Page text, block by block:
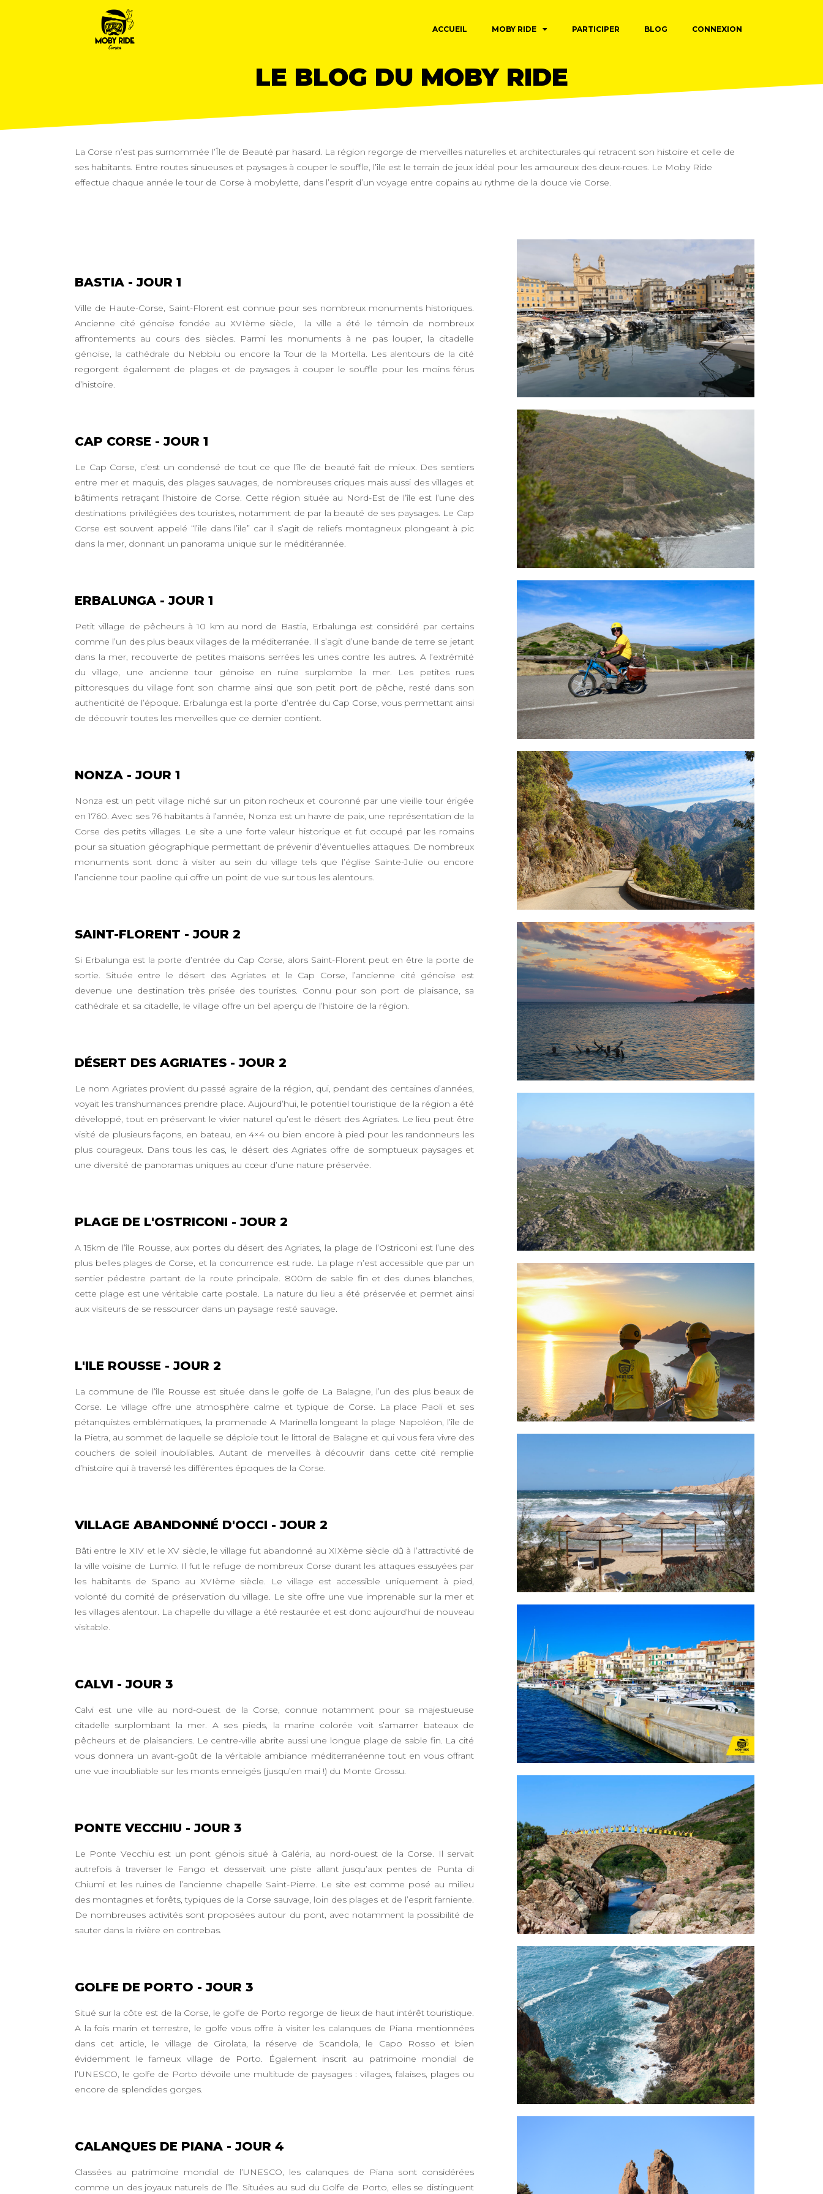
ACCUEIL MOBY RIDE PARTICIPER BLOG CONNEXION
LE BLOG DU MOBY RIDE
La Corse n’est pas surnommée l’Île de Beauté par hasard. La région regorge de merveilles naturelles et architecturales qui retracent son histoire et celle de
ses habitants. Entre routes sinueuses et paysages à couper le souffle, l’île est le terrain de jeux idéal pour les amoureux des deux-roues. Le Moby Ride
effectue chaque année le tour de Corse à mobylette, dans l’esprit d’un voyage entre copains au rythme de la douce vie Corse.
BASTIA - JOUR 1
Ville de Haute-Corse, Saint-Florent est connue pour ses nombreux monuments historiques.
Ancienne cité génoise fondée au XVIème siècle, la ville a été le témoin de nombreux
affrontements au cours des siècles. Parmi les monuments à ne pas louper, la citadelle
génoise, la cathédrale du Nebbiu ou encore la Tour de la Mortella. Les alentours de la cité
regorgent également de plages et de paysages à couper le souffle pour les moins férus
d’histoire.
CAP CORSE - JOUR 1
Le Cap Corse, c’est un condensé de tout ce que l’île de beauté fait de mieux. Des sentiers
entre mer et maquis, des plages sauvages, de nombreuses criques mais aussi des villages et
bâtiments retraçant l’histoire de Corse. Cette région située au Nord-Est de l’île est l’une des
destinations privilégiées des touristes, notamment de par la beauté de ses paysages. Le Cap
Corse est souvent appelé “l’ile dans l’ile” car il s’agit de reliefs montagneux plongeant à pic
dans la mer, donnant un panorama unique sur le méditérannée.
ERBALUNGA - JOUR 1
Petit village de pêcheurs à 10 km au nord de Bastia, Erbalunga est considéré par certains
comme l’un des plus beaux villages de la méditerranée. Il s’agit d’une bande de terre se jetant
dans la mer, recouverte de petites maisons serrées les unes contre les autres. A l’extrémité
du village, une ancienne tour génoise en ruine surplombe la mer. Les petites rues
pittoresques du village font son charme ainsi que son petit port de pêche, resté dans son
authenticité de l’époque. Erbalunga est la porte d’entrée du Cap Corse, vous permettant ainsi
de découvrir toutes les merveilles que ce dernier contient.
NONZA - JOUR 1
Nonza est un petit village niché sur un piton rocheux et couronné par une vieille tour érigée
en 1760. Avec ses 76 habitants à l’année, Nonza est un havre de paix, une représentation de la
Corse des petits villages. Le site a une forte valeur historique et fut occupé par les romains
pour sa situation géographique permettant de prévenir d’éventuelles attaques. De nombreux
monuments sont donc à visiter au sein du village tels que l’église Sainte-Julie ou encore
l’ancienne tour paoline qui offre un point de vue sur tous les alentours.
SAINT-FLORENT - JOUR 2
Si Erbalunga est la porte d’entrée du Cap Corse, alors Saint-Florent peut en être la porte de
sortie. Située entre le désert des Agriates et le Cap Corse, l’ancienne cité génoise est
devenue une destination très prisée des touristes. Connu pour son port de plaisance, sa
cathédrale et sa citadelle, le village offre un bel aperçu de l’histoire de la région.
DÉSERT DES AGRIATES - JOUR 2
Le nom Agriates provient du passé agraire de la région, qui, pendant des centaines d’années,
voyait les transhumances prendre place. Aujourd’hui, le potentiel touristique de la région a été
développé, tout en préservant le vivier naturel qu’est le désert des Agriates. Le lieu peut être
visité de plusieurs façons, en bateau, en 4×4 ou bien encore à pied pour les randonneurs les
plus courageux. Dans tous les cas, le désert des Agriates offre de somptueux paysages et
une diversité de panoramas uniques au cœur d’une nature préservée.
PLAGE DE L'OSTRICONI - JOUR 2
A 15km de l’île Rousse, aux portes du désert des Agriates, la plage de l’Ostriconi est l’une des
plus belles plages de Corse, et la concurrence est rude. La plage n’est accessible que par un
sentier pédestre partant de la route principale. 800m de sable fin et des dunes blanches,
cette plage est une véritable carte postale. La nature du lieu a été préservée et permet ainsi
aux visiteurs de se ressourcer dans un paysage resté sauvage.
L'ILE ROUSSE - JOUR 2
La commune de l’île Rousse est située dans le golfe de La Balagne, l’un des plus beaux de
Corse. Le village offre une atmosphère calme et typique de Corse. La place Paoli et ses
pétanquistes emblématiques, la promenade A Marinella longeant la plage Napoléon, l’île de
la Pietra, au sommet de laquelle se déploie tout le littoral de Balagne et qui vous fera vivre des
couchers de soleil inoubliables. Autant de merveilles à découvrir dans cette cité remplie
d’histoire qui à traversé les différentes époques de la Corse.
VILLAGE ABANDONNÉ D'OCCI - JOUR 2
Bâti entre le XIV et le XV siècle, le village fut abandonné au XIXème siècle dû à l’attractivité de
la ville voisine de Lumio. Il fut le refuge de nombreux Corse durant les attaques essuyées par
les habitants de Spano au XVIème siècle. Le village est accessible uniquement à pied,
volonté du comité de préservation du village. Le site offre une vue imprenable sur la mer et
les villages alentour. La chapelle du village a été restaurée et est donc aujourd’hui de nouveau
visitable.
CALVI - JOUR 3
Calvi est une ville au nord-ouest de la Corse, connue notamment pour sa majestueuse
citadelle surplombant la mer. A ses pieds, la marine colorée voit s’amarrer bateaux de
pêcheurs et de plaisanciers. Le centre-ville abrite aussi une longue plage de sable fin. La cité
vous donnera un avant-goût de la véritable ambiance méditerranéenne tout en vous offrant
une vue inoubliable sur les monts enneigés (jusqu’en mai !) du Monte Grossu.
PONTE VECCHIU - JOUR 3
Le Ponte Vecchiu est un pont génois situé à Galéria, au nord-ouest de la Corse. Il servait
autrefois à traverser le Fango et desservait une piste allant jusqu’aux pentes de Punta di
Chiumi et les ruines de l’ancienne chapelle Saint-Pierre. Le site est comme posé au milieu
des montagnes et forêts, typiques de la Corse sauvage, loin des plages et de l’esprit farniente.
De nombreuses activités sont proposées autour du pont, avec notamment la possibilité de
sauter dans la rivière en contrebas.
GOLFE DE PORTO - JOUR 3
Situé sur la côte est de la Corse, le golfe de Porto regorge de lieux de haut intérêt touristique.
A la fois marin et terrestre, le golfe vous offre à visiter les calanques de Piana mentionnées
dans cet article, le village de Girolata, la réserve de Scandola, le Capo Rosso et bien
évidemment le fameux village de Porto. Également inscrit au patrimoine mondial de
l’UNESCO, le golfe de Porto dévoile une multitude de paysages : villages, falaises, plages ou
encore de splendides gorges.
CALANQUES DE PIANA - JOUR 4
Classées au patrimoine mondial de l’UNESCO, les calanques de Piana sont considérées
comme un des joyaux naturels de l’île. Situées au sud du Golfe de Porto, elles se distinguent